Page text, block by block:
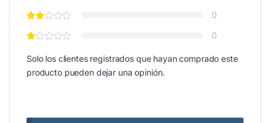
0
0
Solo los clientes registrados que hayan comprado este
producto pueden dejar una opinión.